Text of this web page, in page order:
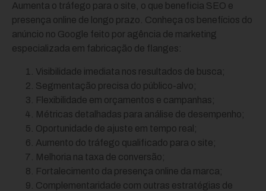
Aumenta o tráfego para o site, o que beneficia SEO e
presença online de longo prazo. Conheça os benefícios do
anúncio no Google feito por agência de marketing
especializada em fabricação de flanges:
Visibilidade imediata nos resultados de busca;
Segmentação precisa do público-alvo;
Flexibilidade em orçamentos e campanhas;
Métricas detalhadas para análise de desempenho;
Oportunidade de ajuste em tempo real;
Aumento do tráfego qualificado para o site;
Melhoria na taxa de conversão;
Fortalecimento da presença online da marca;
Complementaridade com outras estratégias de